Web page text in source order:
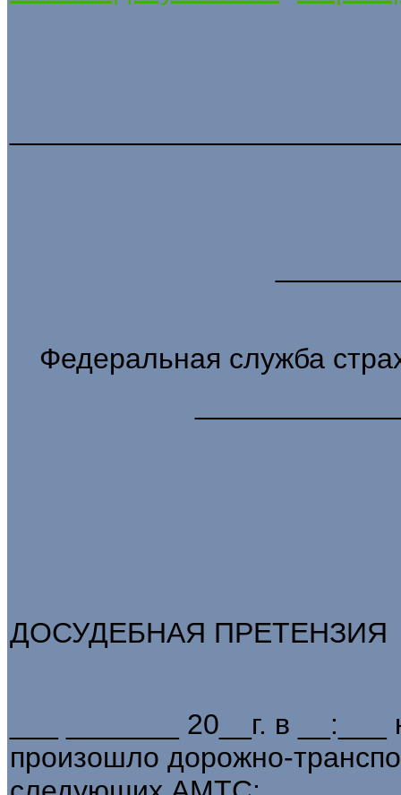
Федеральная служба
ДОСУДЕБНАЯ ПРЕТЕНЗИЯ
___ _______ 20__г. в
произошло дорожно-